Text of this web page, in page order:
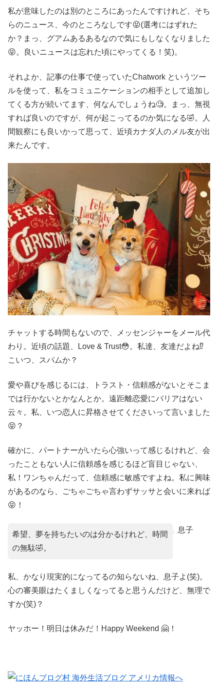
私が意味したのは別のところにあったんですけれど、そち
らのニュース、今のところなしです😝(選考にはずれた
か？まっ、グアムあるあるなので気にもしなくなりました
😝。良いニュースは忘れた頃にやってくる！笑)。
それよか、記事の仕事で使っていたChatwork というツー
ルを使って、私をコミュニケーションの相手として追加し
てくる方が続いてます、何なんでしょうね🧐。まっ、無視
すれば良いのですが、何が起こってるのか気になる🤣。人
間観察にも良いかって思って、近頃カナダ人のメル友が出
来たんです。
チャットする時間もないので、メッセンジャーをメール代
わり。近頃の話題、Love & Trust😳。私達、友達だよね⁉️
こいつ、スパムか？
愛や喜びを感じるには、トラスト・信頼感がないとそこま
では行かないとかなんとか。遠距離恋愛にバリアはない
云々。私、いつ恋人に昇格させてくださいって言いました
😝？
確かに、パートナーがいたら心強いって感じるけれど、会
ったこともない人に信頼感を感じるほど盲目じゃない、
私！ワンちゃんだって、信頼感に敏感ですよね。私に興味
があるのなら、ごちゃごちゃ言わずサッサと会いに来れば
😝！
息子
希望、夢を持ちたいのは分かるけれど、時間
の無駄🤣。
私、かなり現実的になってるの知らないね、息子よ(笑)。
心の審美眼はたくましくなってると思うんだけど、無理で
すか(笑)？
ヤッホー！明日は休みだ！Happy Weekend 🤗！